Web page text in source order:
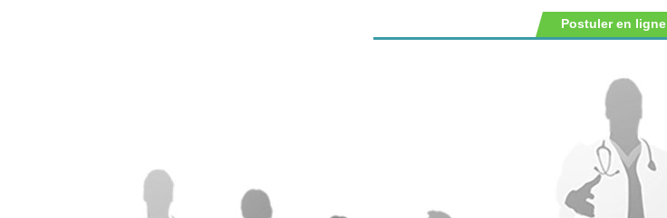
Postuler en ligne